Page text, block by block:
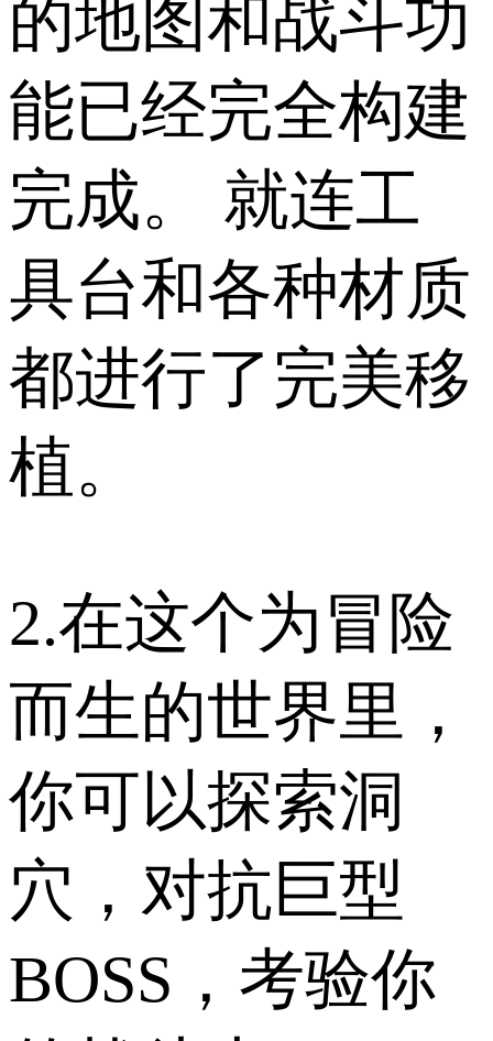
的地图和战斗功
能已经完全构建
完成。 就连工
具台和各种材质
都进行了完美移
植。
2.在这个为冒险
而生的世界里，
你可以探索洞
穴，对抗巨型
BOSS，考验你